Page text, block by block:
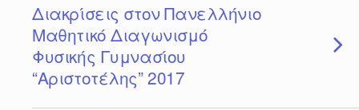
Διακρίσεις στον Πανελλήνιο
Μαθητικό Διαγωνισμό
Φυσικής Γυμνασίου
“Αριστοτέλης” 2017